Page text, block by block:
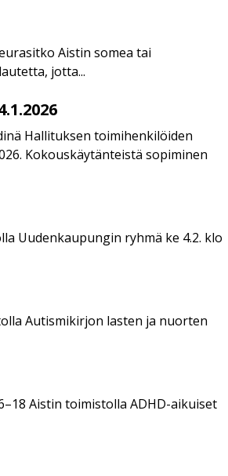
Aistin somea tai
jotta...
Hallituksen toimihenkilöiden
Kokouskäytänteistä sopiminen
Uudenkaupungin ryhmä ke 4.2. klo
Autismikirjon lasten ja nuorten
Aistin toimistolla ADHD-aikuiset